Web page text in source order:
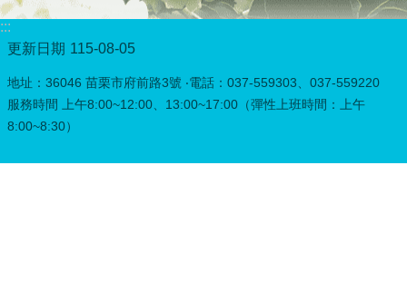
:::
更新日期 115-08-05
地址：36046 苗栗市府前路3號 ‧電話：037-559303、037-559220
服務時間 上午8:00~12:00、13:00~17:00（彈性上班時間：上午
8:00~8:30）